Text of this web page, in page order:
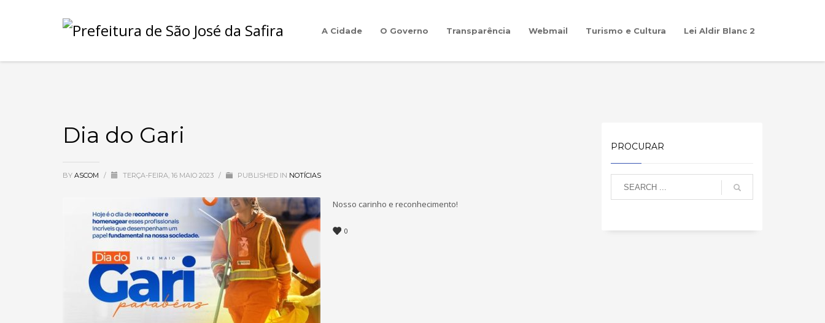
A Cidade O Governo Transparência Webmail Turismo e Cultura Lei Aldir Blanc 2
Dia do Gari
BY ASCOM / TERÇA-FEIRA, 16 MAIO 2023 / PUBLISHED IN NOTÍCIAS
Nosso carinho e reconhecimento!
0
PROCURAR